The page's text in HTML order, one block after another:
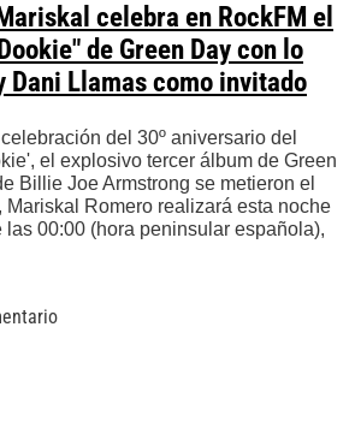
celebra en RockFM el
de Green Day con lo
Dani Llamas como invitado
del 30º aniversario del
el explosivo tercer álbum de Green
Billie Joe Armstrong se metieron el
Romero realizará esta noche
00:00 (hora peninsular española),